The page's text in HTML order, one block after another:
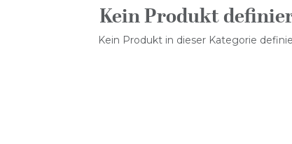
Kein Produkt
Kein Produkt in dieser Kategorie